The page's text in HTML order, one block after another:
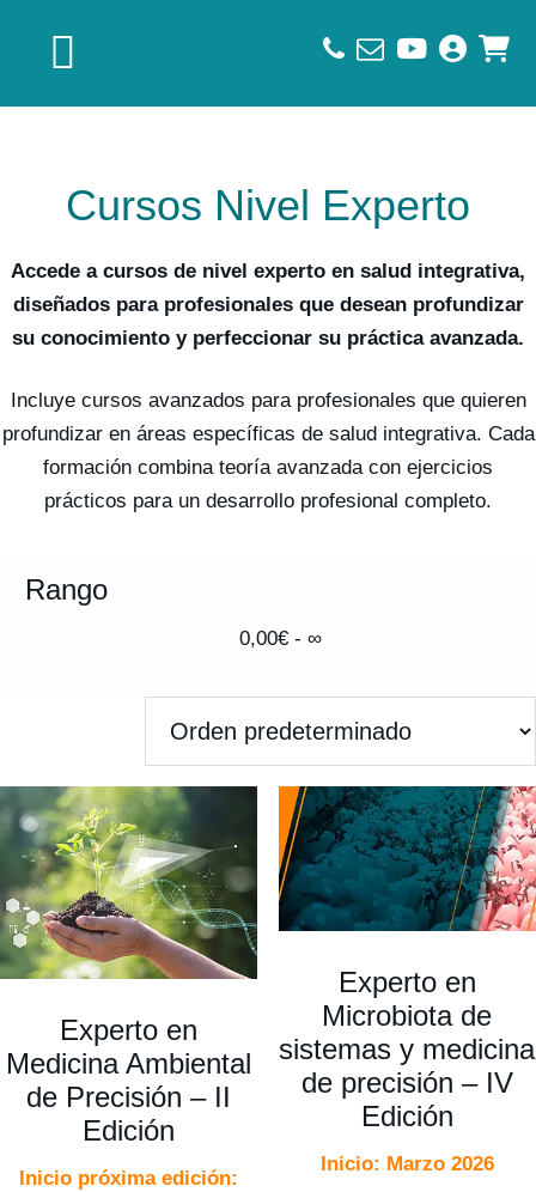
Cursos Nivel Experto
Accede a cursos de nivel experto en salud integrativa,
diseñados para profesionales que desean profundizar
su conocimiento y perfeccionar su práctica avanzada.
Incluye cursos avanzados para profesionales que quieren
profundizar en áreas específicas de salud integrativa. Cada
formación combina teoría avanzada con ejercicios
prácticos para un desarrollo profesional completo.
Rango
0,00€- ∞
Experto en
Medicina Ambiental
de Precisión – II
Edición
Inicio próxima edición:
Experto en
Microbiota de
sistemas y medicina
de precisión – IV
Edición
Inicio: Marzo 2026